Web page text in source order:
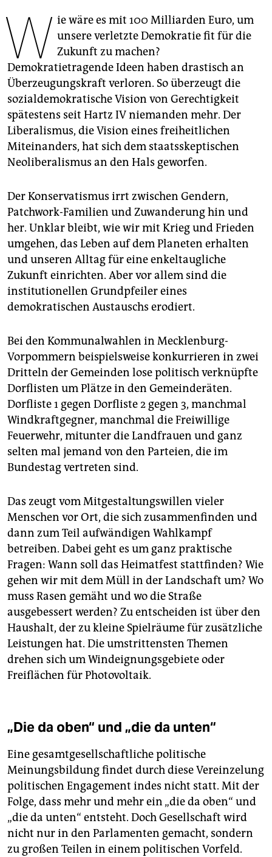
genossenschaft
epaper login
W ie wäre es mit 100 Milliarden Euro, um
unsere verletzte Demokratie fit für die
Zukunft zu machen?
Demokratietragende Ideen haben drastisch an
Überzeugungskraft verloren. So überzeugt die
sozialdemokratische Vision von Gerechtigkeit
spätestens seit Hartz IV niemanden mehr. Der
Liberalismus, die Vision eines freiheitlichen
Miteinanders, hat sich dem staatsskeptischen
Neoliberalismus an den Hals geworfen.
Der Konservatismus irrt zwischen Gendern,
Patchwork-Familien und Zuwanderung hin und
her. Unklar bleibt, wie wir mit Krieg und Frieden
umgehen, das Leben auf dem Planeten erhalten
und unseren Alltag für eine enkeltaugliche
Zukunft einrichten. Aber vor allem sind die
institutionellen Grundpfeiler eines
demokratischen Austauschs erodiert.
Bei den Kommunalwahlen in Mecklenburg-
Vorpommern beispielsweise konkurrieren in zwei
Dritteln der Gemeinden lose politisch verknüpfte
Dorflisten um Plätze in den Gemeinderäten.
Dorfliste 1 gegen Dorfliste 2 gegen 3, manchmal
Windkraftgegner, manchmal die Freiwillige
Feuerwehr, mitunter die Landfrauen und ganz
selten mal jemand von den Parteien, die im
Bundestag vertreten sind.
Das zeugt vom Mitgestaltungswillen vieler
Menschen vor Ort, die sich zusammenfinden und
dann zum Teil aufwändigen Wahlkampf
betreiben. Dabei geht es um ganz praktische
Fragen: Wann soll das Heimatfest stattfinden? Wie
gehen wir mit dem Müll in der Landschaft um? Wo
muss Rasen gemäht und wo die Straße
ausgebessert werden? Zu entscheiden ist über den
Haushalt, der zu kleine Spielräume für zusätzliche
Leistungen hat. Die umstrittensten Themen
drehen sich um Windeignungsgebiete oder
Freiflächen für Photovoltaik.
„Die da oben“ und „die da unten“
Eine gesamtgesellschaftliche politische
Meinungsbildung findet durch diese Vereinzelung
politischen Engagement indes nicht statt. Mit der
Folge, dass mehr und mehr ein „die da oben“ und
„die da unten“ entsteht. Doch Gesellschaft wird
nicht nur in den Parlamenten gemacht, sondern
zu großen Teilen in einem politischen Vorfeld.